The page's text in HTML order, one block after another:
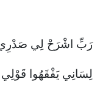
رَبِّ اشْرَحْ لِي صَدْرِي
لِسَانِي يَفْقَهُوا قَوْلِي